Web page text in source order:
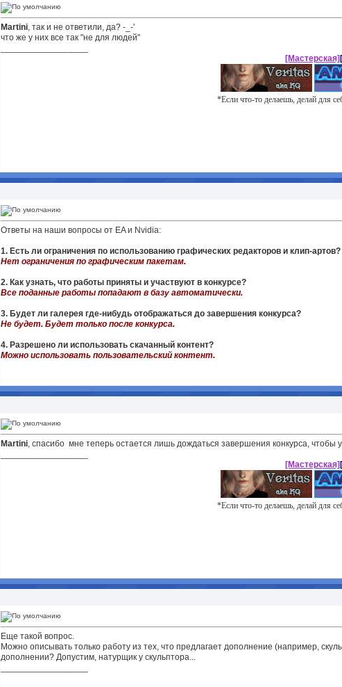
Martini, так и не ответили, да? -_-'
что же у них все так "не для людей"
[Мастерская]
*Если что-то делаешь, делай для
Ответы на наши вопросы от EA и Nvidia:
1. Есть ли ограничения по использованию графических редакторов и клип-артов?
Нет ограничения по графическим пакетам.
2. Как узнать, что работы приняты и участвуют в конкурсе?
Все поданные работы попадают в базу автоматически.
3. Будет ли галерея где-нибудь отображаться до завершения конкурса?
Не будет. Будет только после конкурса.
4. Разрешено ли использовать скачанный контент?
Можно использовать пользовательский контент.
Martini, спасибо мне теперь остается лишь дождаться завершения конкурса, чтобы
[Мастерская]
*Если что-то делаешь, делай для
Еще такой вопрос.
Можно описывать только работу из тех, что предлагает дополнение (например,
дополнении? Допустим, натурщик у скульптора...